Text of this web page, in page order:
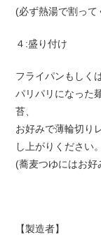
(必ず熱湯で割って
４:盛り付け
フライパンもしく
パリパリになった
苔、
お好みで薄輪切り
し上がりください。
(蕎麦つゆにはお
【製造者】